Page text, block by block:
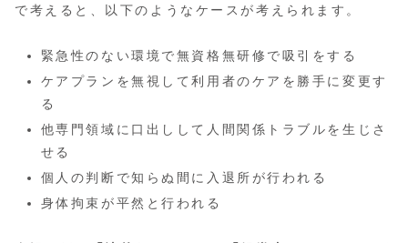
で考えると、以下のようなケースが考えられます。
緊急性のない環境で無資格無研修で吸引をする
ケアプランを無視して利用者のケアを勝手に変更す
る
他専門領域に口出しして人間関係トラブルを生じさ
せる
個人の判断で知らぬ間に入退所が行われる
身体拘束が平然と行われる